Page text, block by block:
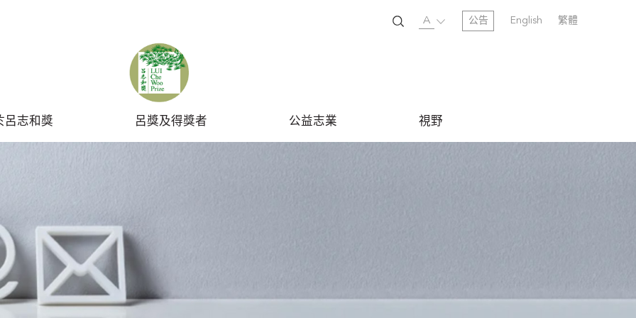
A 公告 English 繁體
呂志和獎 呂獎及得獎者 公益志業 視野